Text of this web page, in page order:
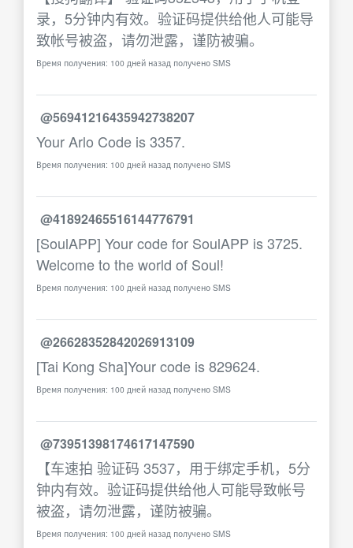
录，5分钟内有效。验证码提供给他人可能导
致帐号被盗，请勿泄露，谨防被骗。
Время получения: 100 дней назад получено SMS
@56941216435942738207
Your Arlo Code is 3357.
Время получения: 100 дней назад получено SMS
@41892465516144776791
[SoulAPP] Your code for SoulAPP is 3725.
Welcome to the world of Soul!
Время получения: 100 дней назад получено SMS
@26628352842026913109
[Tai Kong Sha]Your code is 829624.
Время получения: 100 дней назад получено SMS
@73951398174617147590
【车速拍 验证码 3537，用于绑定手机，5分
钟内有效。验证码提供给他人可能导致帐号
被盗，请勿泄露，谨防被骗。
Время получения: 100 дней назад получено SMS